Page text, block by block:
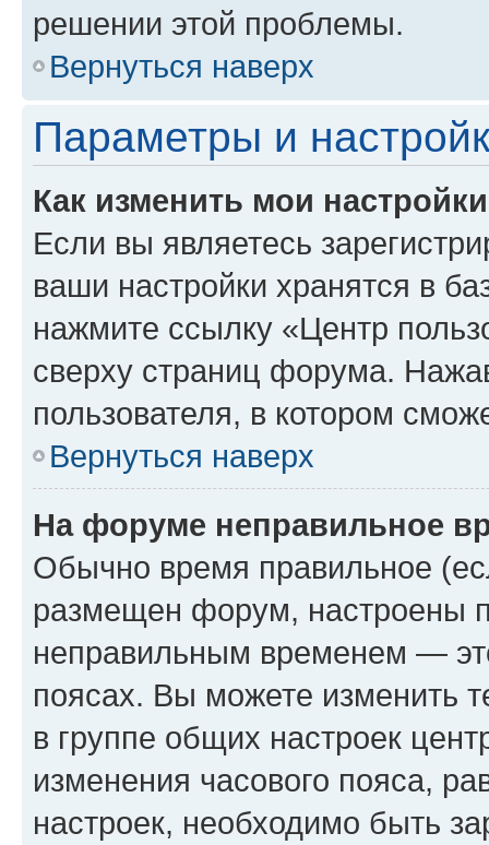
решении этой проблемы.
Вернуться наверх
Параметры и
Как изменить мои
Если вы являетесь
ваши настройки хранятся в
нажмите ссылку «Центр
сверху страниц форума.
пользователя, в котором
Вернуться наверх
На форуме неправильное
Обычно время правильное
размещен форум, настроены
неправильным временем —
поясах. Вы можете изменить
в группе общих настроек
изменения часового пояса,
настроек, необходимо быть